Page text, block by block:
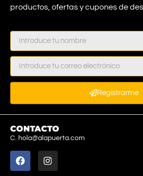
productos, ofertas y cupones de
Registrarme
CONTACTO
C. hola@alapuerta.com